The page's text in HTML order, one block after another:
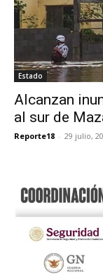
Estado
Alcanzan
al sur de
Reporte18 - 29 julio,